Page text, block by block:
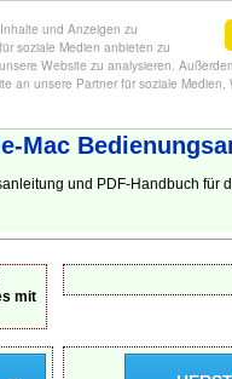
und Anzeigen zu
soziale Medien anbieten zu
Website zu analysieren.
an unsere Partner für soziale
| Hier finden Sie die deutsche
Mac
und PDF-Handbuch für
mit